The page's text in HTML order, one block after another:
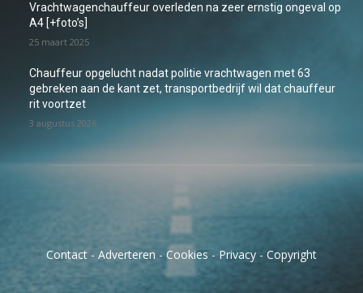
Vrachtwagenchauffeur overleden na zeer ernstig ongeval op
A4 [+foto’s]
25 maart 2025
Chauffeur opgelucht nadat politie vrachtwagen met 63
gebreken aan de kant zet, transportbedrijf wil dat chauffeur
rit voortzet
3 augustus 2026
Contact - Adverteren - Cookies - Privacy - Copyright